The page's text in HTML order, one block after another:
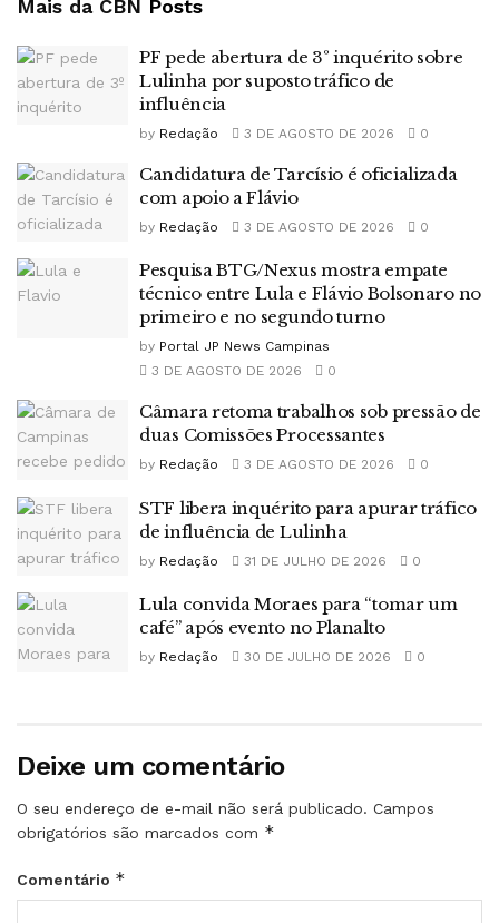
Mais da CBN Posts
PF pede abertura de 3º inquérito sobre
Lulinha por suposto tráfico de
influência
by Redação 3 DE AGOSTO DE 2026 0
Candidatura de Tarcísio é oficializada
com apoio a Flávio
by Redação 3 DE AGOSTO DE 2026 0
Pesquisa BTG/Nexus mostra empate
técnico entre Lula e Flávio Bolsonaro no
primeiro e no segundo turno
by Portal JP News Campinas
3 DE AGOSTO DE 2026
0
Câmara retoma trabalhos sob pressão de
duas Comissões Processantes
by Redação 3 DE AGOSTO DE 2026 0
STF libera inquérito para apurar tráfico
de influência de Lulinha
by Redação 31 DE JULHO DE 2026 0
Lula convida Moraes para “tomar um
café” após evento no Planalto
by Redação 30 DE JULHO DE 2026 0
Deixe um comentário
O seu endereço de e-mail não será publicado. Campos
obrigatórios são marcados com *
Comentário *